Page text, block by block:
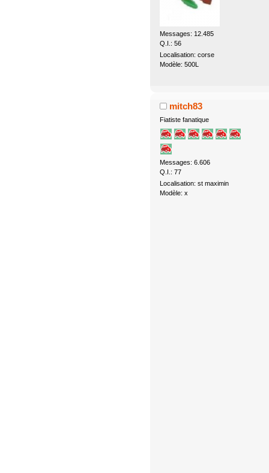
Messages: 12.485
Q.I.: 56
Localisation: corse
Modèle: 500L
mitch83
Fiatiste fanatique
Messages: 6.606
Q.I.: 77
Localisation: st maximin
Modèle: x